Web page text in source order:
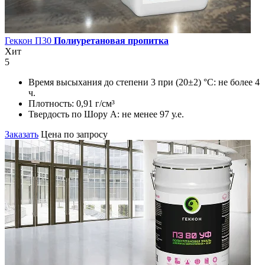
Геккон П30 Полиуретановая пропитка
Хит
5
Время высыхания до степени 3 при (20±2) °С: не более 4
ч.
Плотность: 0,91 г/см³
Твердость по Шору А: не менее 97 у.е.
Заказать Цена по запросу